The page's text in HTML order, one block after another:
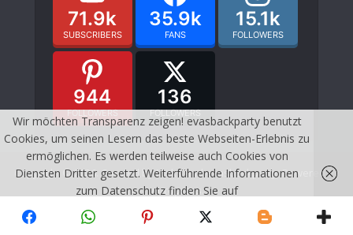
71.9k
SUBSCRIBERS
35.9k
FANS
15.1k
FOLLOWERS
944
FOLLOWERS
136
FOLLOWERS
Copyright © 2026. Created by Meks and evasbackparty. Powered by
wordpress.
KONTAKT
DATENSCHUTZ IMPRESSUM
Wir möchten Transparenz zeigen! evasbackparty benutzt
Cookies, um seinen Lesern das beste Webseiten-Erlebnis zu
ermöglichen. Es werden teilweise auch Cookies von
Diensten Dritter gesetzt. Weiterführende Informationen
zum Datenschutz finden Sie auf
http://evasbackparty.de/impressum/
Ich habe
verstanden!